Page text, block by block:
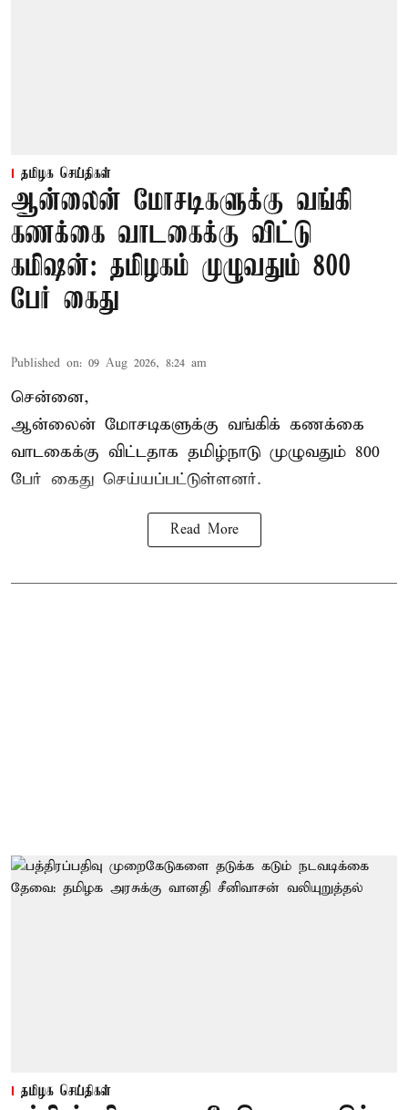
தமிழக செய்திகள்
ஆன்லைன் மோசடிகளுக்கு வங்கி
கணக்கை வாடகைக்கு விட்டு
கமிஷன்: தமிழகம் முழுவதும் 800
பேர் கைது
Published on: 09 Aug 2026, 8:24 am
சென்னை,
ஆன்லைன் மோசடிகளுக்கு வங்கிக் கணக்கை
வாடகைக்கு விட்டதாக தமிழ்நாடு முழுவதும் 800
பேர் கைது செய்யப்பட்டுள்ளனர்.
Read More
தமிழக செய்திகள்